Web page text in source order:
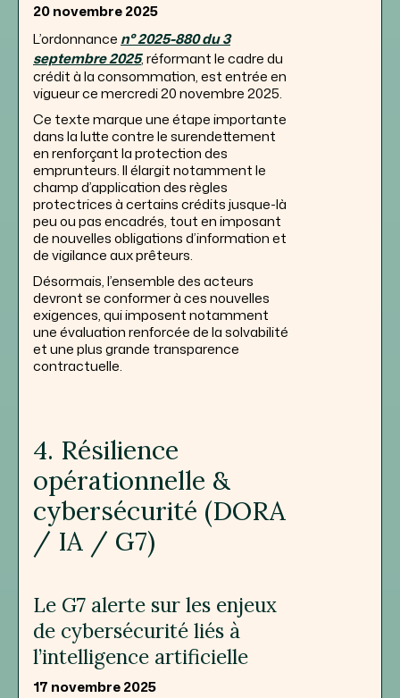
20 novembre 2025
L’ordonnance n° 2025-880 du 3
septembre 2025, réformant le cadre du
crédit à la consommation, est entrée en
vigueur ce mercredi 20 novembre 2025.
Ce texte marque une étape importante
dans la lutte contre le surendettement
en renforçant la protection des
emprunteurs. Il élargit notamment le
champ d’application des règles
protectrices à certains crédits jusque-là
peu ou pas encadrés, tout en imposant
de nouvelles obligations d’information et
de vigilance aux prêteurs.
Désormais, l’ensemble des acteurs
devront se conformer à ces nouvelles
exigences, qui imposent notamment
une évaluation renforcée de la solvabilité
et une plus grande transparence
contractuelle.
4. Résilience
opérationnelle &
cybersécurité (DORA
/ IA / G7)
Le G7 alerte sur les enjeux
de cybersécurité liés à
l’intelligence artificielle
17 novembre 2025